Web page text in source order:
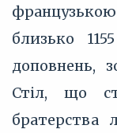
близько
доповнень,
Стіл, що
братерства